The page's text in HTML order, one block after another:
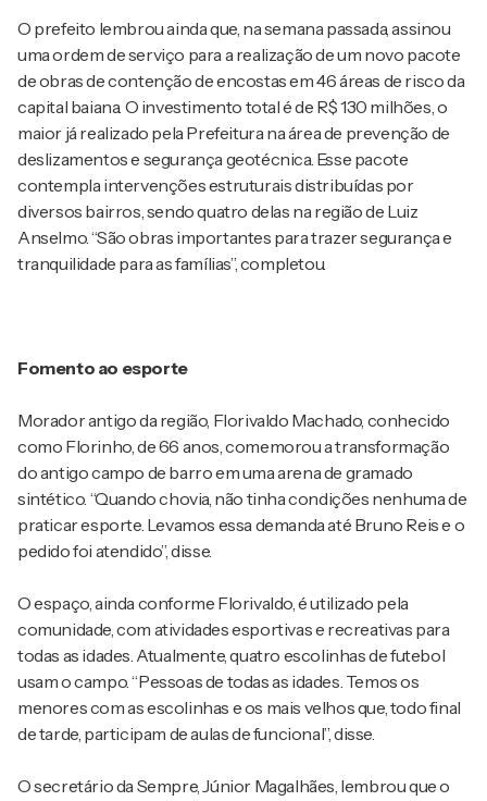
O prefeito lembrou ainda que, na semana passada, assinou
uma ordem de serviço para a realização de um novo pacote
de obras de contenção de encostas em 46 áreas de risco da
capital baiana. O investimento total é de R$ 130 milhões, o
maior já realizado pela Prefeitura na área de prevenção de
deslizamentos e segurança geotécnica. Esse pacote
contempla intervenções estruturais distribuídas por
diversos bairros, sendo quatro delas na região de Luiz
Anselmo. “São obras importantes para trazer segurança e
tranquilidade para as famílias”, completou.
Fomento ao esporte
Morador antigo da região, Florivaldo Machado, conhecido
como Florinho, de 66 anos, comemorou a transformação
do antigo campo de barro em uma arena de gramado
sintético. “Quando chovia, não tinha condições nenhuma de
praticar esporte. Levamos essa demanda até Bruno Reis e o
pedido foi atendido”, disse.
O espaço, ainda conforme Florivaldo, é utilizado pela
comunidade, com atividades esportivas e recreativas para
todas as idades. Atualmente, quatro escolinhas de futebol
usam o campo. “Pessoas de todas as idades. Temos os
menores com as escolinhas e os mais velhos que, todo final
de tarde, participam de aulas de funcional”, disse.
O secretário da Sempre, Júnior Magalhães, lembrou que o